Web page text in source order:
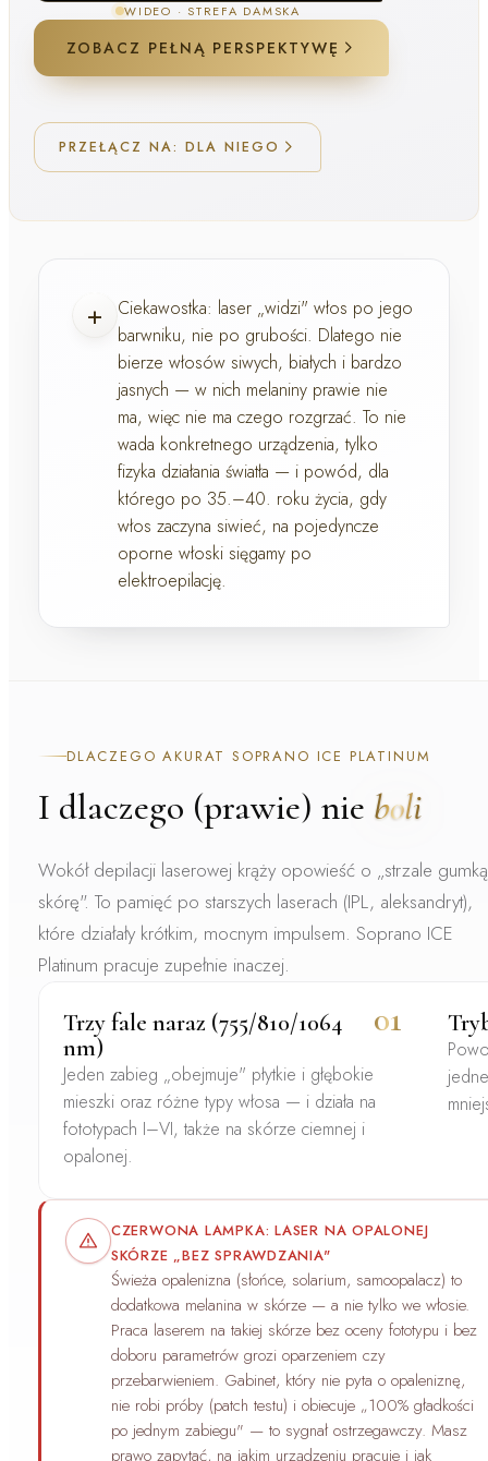
WIDEO ·STREFA DAMSKA
ZOBACZ PEŁNĄ PERSPEKTYWĘ
PRZEŁĄCZ NA: DLA NIEGO
+ Ciekawostka: laser „widzi" włos po jego
barwniku, nie po grubości. Dlatego nie
bierze włosów siwych, białych i bardzo
jasnych — w nich melaniny prawie nie
ma, więc nie ma czego rozgrzać. To nie
wada konkretnego urządzenia, tylko
fizyka działania światła — i powód, dla
którego po 35.–40. roku życia, gdy
włos zaczyna siwieć, na pojedyncze
oporne włoski sięgamy po
elektroepilację.
DLACZEGO AKURAT SOPRANO ICE PLATINUM
I dlaczego (prawie) nie boli
Wokół depilacji laserowej krąży opowieść o „strzale
skórę". To pamięć po starszych laserach (IPL, aleksandryt),
które działały krótkim, mocnym impulsem. Soprano ICE
Platinum pracuje zupełnie inaczej.
01
Trzy fale naraz (755/810/1064
nm)
Jeden zabieg „obejmuje" płytkie i głębokie
mieszki oraz różne typy włosa — i działa na
fototypach I–VI, także na skórze ciemnej i
opalonej.
CZERWONA LAMPKA: LASER NA OPALONEJ
SKÓRZE „BEZ SPRAWDZANIA"
Świeża opalenizna (słońce, solarium, samoopalacz) to
dodatkowa melanina w skórze— a nie tylko we włosie.
Praca laserem na takiej skórze bez oceny fototypu i bez
doboru parametrów grozi oparzeniem czy
przebarwieniem. Gabinet, który nie pyta o opaleniznę,
nie robi próby (patch testu) i obiecuje „100% gładkości
po jednym zabiegu" — to sygnał ostrzegawczy. Masz
prawo zapytać, na jakim urządzeniu pracuje i jak